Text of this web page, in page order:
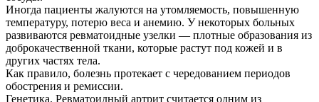
Иногда пациенты жалуются на утомляемость, повышенную
температуру, потерю веса и анемию. У некоторых больных
развиваются ревматоидные узелки — плотные образования из
доброкачественной ткани, которые растут под кожей и в
других частях тела.
Как правило, болезнь протекает с чередованием периодов
обострения и ремиссии.
Генетика. Ревматоидный артрит считается одним из